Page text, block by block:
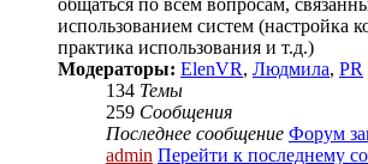
использованием систем (настройка
практика использования и т.д.)
Модераторы: ElenVR, Людмила, PR
134 Темы
259 Сообщения
Последнее сообщение Форум
admin Перейти к последнему